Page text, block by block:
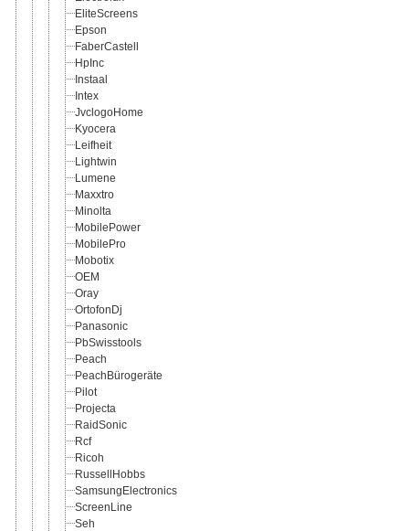
EliteScreens
Epson
FaberCastell
HpInc
Instaal
Intex
JvclogoHome
Kyocera
Leifheit
Lightwin
Lumene
Maxxtro
Minolta
MobilePower
MobilePro
Mobotix
OEM
Oray
OrtofonDj
Panasonic
PbSwisstools
Peach
PeachBürogeräte
Pilot
Projecta
RaidSonic
Rcf
Ricoh
RussellHobbs
SamsungElectronics
ScreenLine
Seh